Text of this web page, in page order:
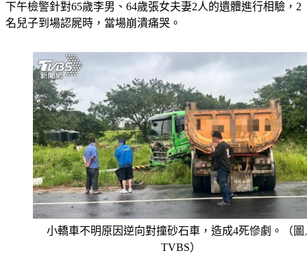
下午檢警針對65歲李男、64歲張女夫妻2人的遺體進行相驗，2
名兒子到場認屍時，當場崩潰痛哭。
小轎車不明原因逆向對撞砂石車，造成4死慘劇。（圖
TVBS）